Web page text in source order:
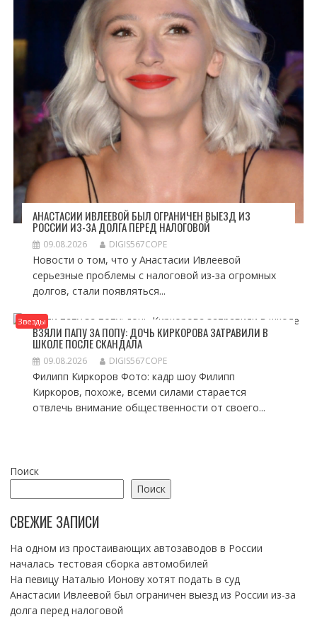
АНАСТАСИИ ИВЛЕЕВОЙ БЫЛ ОГРАНИЧЕН ВЫЕЗД ИЗ
РОССИИ ИЗ-ЗА ДОЛГА ПЕРЕД НАЛОГОВОЙ
09.08.2026 DIGIS567COPE
Новости о том, что у Анастасии Ивлеевой
серьезные проблемы с налоговой из-за огромных
долгов, стали появляться...
Звезды
ВЗЯЛИ ПАПУ ЗА ПОПУ: ДОЧЬ КИРКОРОВА ЗАТРАВИЛИ В
ШКОЛЕ ПОСЛЕ СКАНДАЛА
09.08.2026 DIGIS567COPE
Филипп Киркоров Фото: кадр шоу Филипп
Киркоров, похоже, всеми силами старается
отвлечь внимание общественности от своего...
Поиск
Поиск
СВЕЖИЕ ЗАПИСИ
На одном из простаивающих автозаводов в России
началась тестовая сборка автомобилей
На певицу Наталью Ионову хотят подать в суд
Анастасии Ивлеевой был ограничен выезд из России из-за
долга перед налоговой